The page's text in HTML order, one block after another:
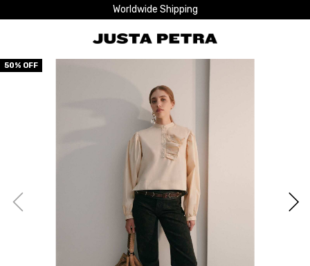
Worldwide Shipping
50% OFF